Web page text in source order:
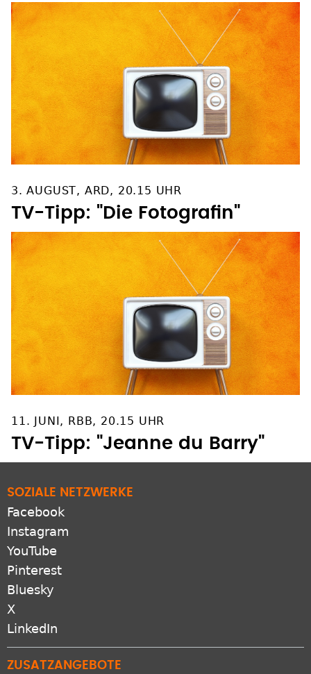
3. AUGUST, ARD, 20.15 UHR
TV-Tipp: "Die Fotografin"
11. JUNI, RBB, 20.15 UHR
TV-Tipp: "Jeanne du Barry"
SOZIALE NETZWERKE
Facebook
Instagram
YouTube
Pinterest
Bluesky
X
LinkedIn
ZUSATZANGEBOTE